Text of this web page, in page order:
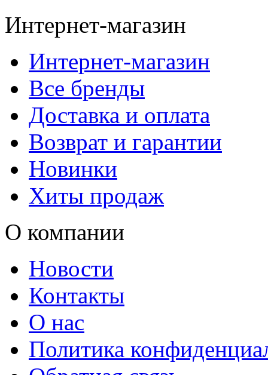
Интернет-магазин
Интернет-магазин
Все бренды
Доставка и оплата
Возврат и гарантии
Новинки
Хиты продаж
О компании
Новости
Контакты
О нас
Политика